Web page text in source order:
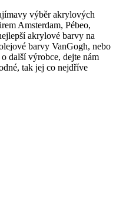
výběr akrylových
Amsterdam, Pébeo,
akrylové barvy na
barvy VanGogh, nebo
další výrobce, dejte nám
tak jej co nejdříve